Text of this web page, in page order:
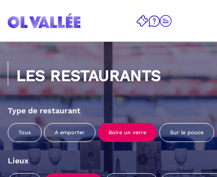
LES RESTAURANTS
Type de restaurant
Tous A emporter Boire un verre Sur le pouce
Lieux